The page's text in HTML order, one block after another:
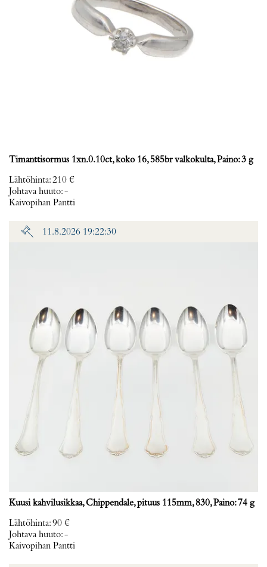
Timanttisormus 1xn.0.10ct, koko 16, 585br valkokulta, Paino: 3 g
Lähtöhinta:210 €
Johtava huuto:-
Kaivopihan Pantti
11.8.2026 19:22:30
Kuusi kahvilusikkaa, Chippendale, pituus 115mm, 830, Paino: 74 g
Lähtöhinta:90 €
Johtava huuto:-
Kaivopihan Pantti